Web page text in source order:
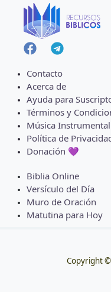
Contacto
Acerca de
Ayuda para
Términos y
Música Instrumental
Política de
Donación 💜
Biblia Online
Versículo del Día
Muro de Oración
Matutina para Hoy
Copyright ©